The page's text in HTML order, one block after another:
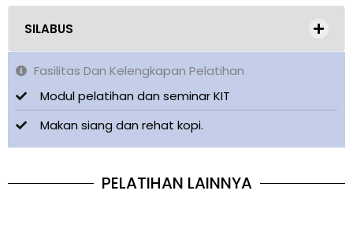
SILABUS
Fasilitas Dan Kelengkapan Pelatihan
Modul pelatihan dan seminar KIT
Makan siang dan rehat kopi.
PELATIHAN LAINNYA